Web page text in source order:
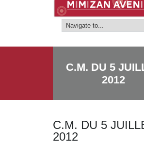
C.M. DU 5
2012
C.M. DU 5
2012